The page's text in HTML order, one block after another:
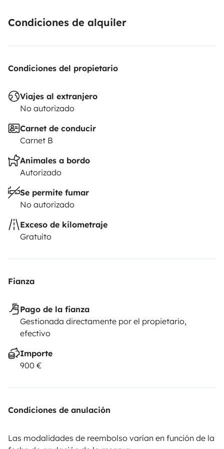
duden en ponerse en contacto.
Esperamos verlos pronto!
Condiciones de alquiler
Condiciones del propietario
Viajes al extranjero
No autorizado
Carnet de conducir
Carnet B
Animales a bordo
Autorizado
Se permite fumar
No autorizado
Exceso de kilometraje
Gratuito
Fianza
Pago de la fianza
Gestionada directamente por el propietario,
efectivo
Importe
900 €
Condiciones de anulación
Las modalidades de reembolso varían en función de la